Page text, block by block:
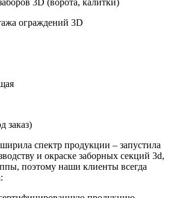
ограждений 3D
заказ)
спектр продукции – запустила
и окраске заборных секций 3d,
поэтому наши клиенты всегда